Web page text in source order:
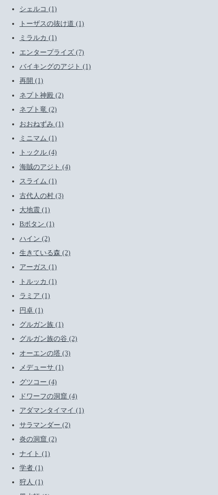
シェルコ (1)
トーザスの抜け道 (1)
ミラルカ (1)
エンタープライズ (7)
バイキングのアジト (1)
再開 (1)
ネプト神殿 (2)
ネプト竜 (2)
おおねずみ (1)
ミニマム (1)
トックル (4)
海賊のアジト (4)
スライム (1)
古代人の村 (3)
大地震 (1)
Bボタン (1)
ハイン (2)
生きている森 (2)
アーガス (1)
トルッカ (1)
ラミア (1)
円卓 (1)
グルガン族 (1)
グルガン族の谷 (2)
オーエンの塔 (3)
メデューサ (1)
グツコー (4)
ドワーフの洞窟 (4)
アダマンタイマイ (1)
サラマンダー (2)
炎の洞窟 (2)
ナイト (1)
学者 (1)
狩人 (1)